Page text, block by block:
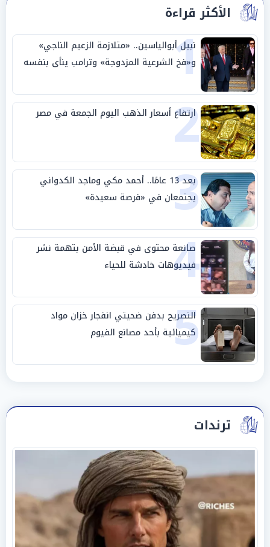
الأكثر قراءة
1
نبيل أبوالياسين.. «متلازمة الزعيم الناجي»
و«فخ الشرعية المزدوجة» وترامب ينأى بنفسه
وحليفه في «ميتم استراتيجي»
2
ارتفاع أسعار الذهب اليوم الجمعة في مصر
3 بعد 13 عامًا.. أحمد مكي وماجد الكدواني
يجتمعان في «فرصة سعيدة»
4
صانعة محتوى في قبضة الأمن بتهمة نشر
فيديوهات خادشة للحياء
5
التصريح بدفن ضحيتي انفجار خزان مواد
كيميائية بأحد مصانع الفيوم
ترندات